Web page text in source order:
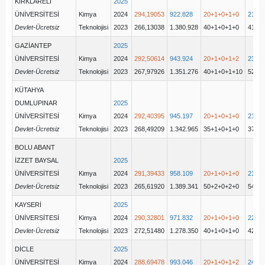
ÜNİVERSİTESİ
Devlet-Ücretsiz
Kimya
Teknolojisi
2024
2023
294,19053
266,13038
922.828
1.380.928
20+1+0+1+0
40+1+0+1+0
GAZİANTEP
ÜNİVERSİTESİ
Devlet-Ücretsiz
Kimya
Teknolojisi
2025
2024
2023
292,50614
267,97926
943.924
1.351.276
20+1+0+1+2
40+1+0+1+10
KÜTAHYA
DUMLUPINAR
ÜNİVERSİTESİ
Devlet-Ücretsiz
Kimya
Teknolojisi
2025
2024
2023
292,40395
268,49209
945.197
1.342.965
20+1+0+1+0
35+1+0+1+0
BOLU ABANT
İZZET BAYSAL
ÜNİVERSİTESİ
Devlet-Ücretsiz
Kimya
Teknolojisi
2025
2024
2023
291,39433
265,61920
958.109
1.389.341
20+1+0+1+0
50+2+0+2+0
KAYSERİ
ÜNİVERSİTESİ
Devlet-Ücretsiz
Kimya
Teknolojisi
2025
2024
2023
290,32801
272,51480
971.832
1.278.350
20+1+0+1+0
40+1+0+1+0
DİCLE
ÜNİVERSİTESİ
Kimya
2025
2024
288,69478 993.046 20+1+0+1+2